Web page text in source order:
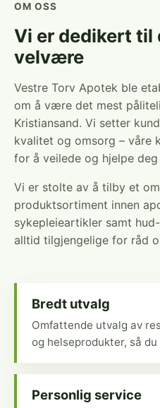
OM OSS
Vi er dedikert til
velvære
Vestre Torv Apotek ble
om å være det mest
Kristiansand. Vi setter
kvalitet og omsorg – våre
for å veilede og hjelpe
Vi er stolte av å tilby et
produktsortiment innen
sykepleieartikler samt
alltid tilgjengelige for råd
Bredt utvalg
Omfattende utvalg av
og helseprodukter, så
Personlig service